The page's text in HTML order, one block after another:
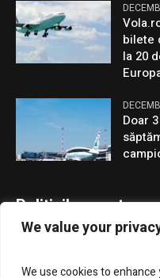
We value your
We use cookies to
bilete
la 20
Doar
Politicile noastre